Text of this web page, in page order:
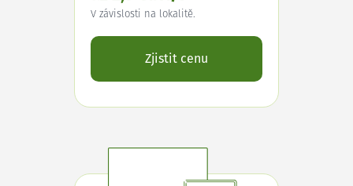
V závislosti na lokalitě.
Zjistit cenu